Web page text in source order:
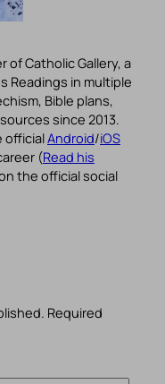
of Catholic Gallery, a
Readings in multiple
Bible plans,
since 2013.
officialAndroid/iOS
(Read his
the official social
Required